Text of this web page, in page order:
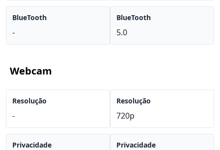
BlueTooth
-
BlueTooth
5.0
Webcam
Resolução
-
Privacidade
Resolução
720p
Privacidade